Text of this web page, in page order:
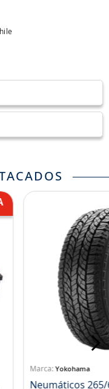
Yokohama
Neumáticos 265/